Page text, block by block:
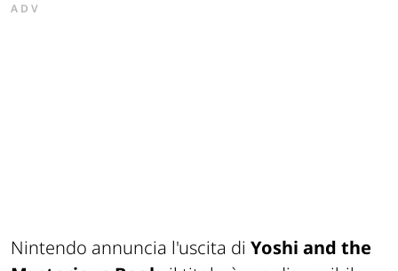
ADV
Nintendo annuncia l'uscita di Yoshi and the